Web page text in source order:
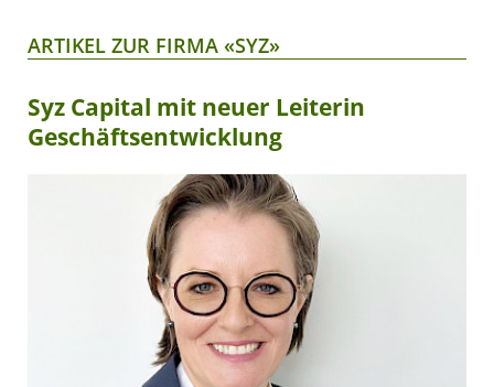
ARTIKEL ZUR FIRMA «SYZ»
Syz Capital mit neuer Leiterin
Geschäftsentwicklung